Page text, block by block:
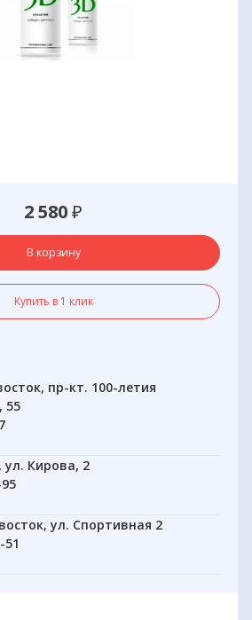
2 580₽
В корзину
Купить в 1 клик
пр-кт. 100-летия
55
ул. Кирова, 2
ул. Спортивная 2
51